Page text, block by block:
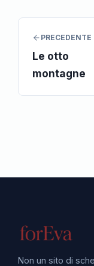
PRECEDENTE
Le otto
montagne
Non un sito di